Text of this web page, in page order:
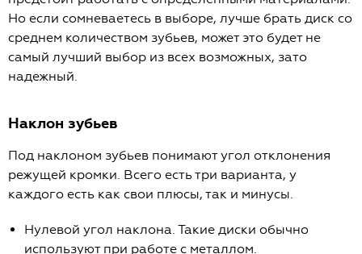
Но если сомневаетесь в выборе, лучше брать диск со
среднем количеством зубьев, может это будет не
самый лучший выбор из всех возможных, зато
надежный.
Наклон зубьев
Под наклоном зубьев понимают угол отклонения
режущей кромки. Всего есть три варианта, у
каждого есть как свои плюсы, так и минусы.
Нулевой угол наклона. Такие диски обычно
используют при работе с металлом.